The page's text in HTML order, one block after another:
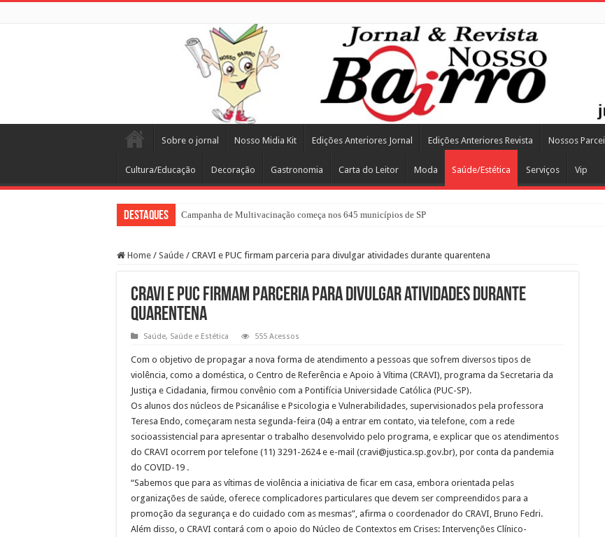
Sobre o jornal Nosso Midia Kit Edições Anteriores Jornal Edições Anteriores Revista Nossos
Cultura/Educação Decoração Gastronomia Carta do Leitor Moda Saúde/Estética Serviços Vip
Destaques Campanha de Multivacinação começa nos 645 municípios de SP
Home / Saúde / CRAVI e PUC firmam parceria para divulgar atividades durante quarentena
CRAVI e PUC firmam parceria para divulgar atividades durante
quarentena
Saúde, Saúde e Estética 555 Acessos
Com o objetivo de propagar a nova forma de atendimento a pessoas que sofrem diversos tipos de
violência, como a doméstica, o Centro de Referência e Apoio à Vítima (CRAVI), programa da Secretaria da
Justiça e Cidadania, firmou convênio com a Pontifícia Universidade Católica (PUC-SP).
Os alunos dos núcleos de Psicanálise e Psicologia e Vulnerabilidades, supervisionados pela professora
Teresa Endo, começaram nesta segunda-feira (04) a entrar em contato, via telefone, com a rede
socioassistencial para apresentar o trabalho desenvolvido pelo programa, e explicar que os atendimentos
do CRAVI ocorrem por telefone (11) 3291-2624 e e-mail (cravi@justica.sp.gov.br), por conta da pandemia
do COVID-19 .
“Sabemos que para as vítimas de violência a iniciativa de ficar em casa, embora orientada pelas
organizações de saúde, oferece complicadores particulares que devem ser compreendidos para a
promoção da segurança e do cuidado com as mesmas”, afirma o coordenador do CRAVI, Bruno Fedri.
Além disso, o CRAVI contará com o apoio do Núcleo de Contextos em Crises: Intervenções Clínico-